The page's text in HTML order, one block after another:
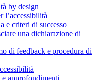
by design
l’accessibilità
e criteri di successo
una dichiarazione di
di feedback e procedura di
approfondimenti